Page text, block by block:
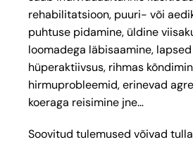
rehabilitatsioon, puuri- või
puhtuse pidamine, üldine
loomadega läbisaamine,
hüperaktiivsus, rihmas
hirmuprobleemid, erinevad
koeraga reisimine jne…
Soovitud tulemused võivad